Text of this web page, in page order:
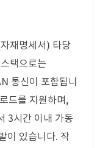
재명세서) 타당
택으로는
통신이 포함됩니
드를 지원하며,
3시간 이내 가동
이 있습니다. 작